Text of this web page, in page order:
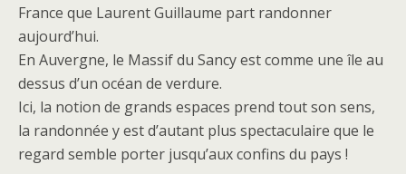
France que Laurent Guillaume part randonner
aujourd’hui.
En Auvergne, le Massif du Sancy est comme une île au
dessus d’un océan de verdure.
Ici, la notion de grands espaces prend tout son sens,
la randonnée y est d’autant plus spectaculaire que le
regard semble porter jusqu’aux confins du pays !